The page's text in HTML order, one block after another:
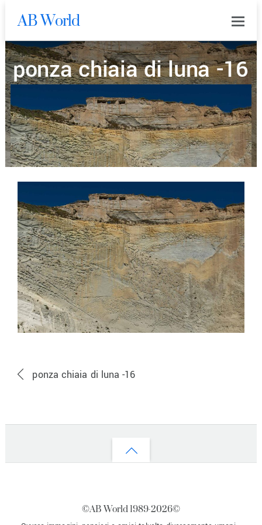
AB World
0
ponza chiaia di luna -16
ponza chiaia di luna -16
Back
©AB World 1989-2026©